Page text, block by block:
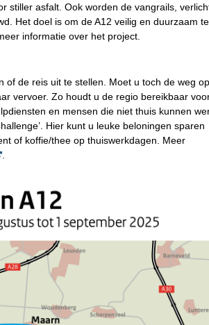
stiller asfalt. Ook worden de vangrails,
Het doel is om de A12 veilig en duurzaam te
informatie over het project.
of de reis uit te stellen. Moet u toch de weg
vervoer. Zo houdt u de regio bereikbaar
en mensen die niet thuis kunnen
Hier kunt u leuke beloningen sparen
of koffie/thee op thuiswerkdagen. Meer